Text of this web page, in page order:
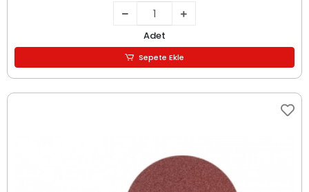
Adet
Sepete Ekle